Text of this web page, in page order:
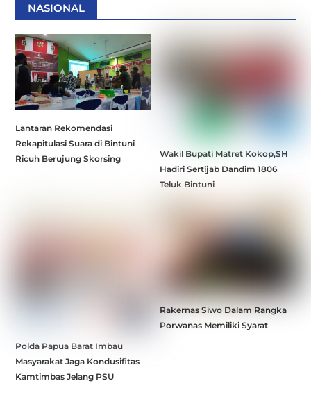
NASIONAL
Lantaran Rekomendasi
Rekapitulasi Suara di Bintuni
Ricuh Berujung Skorsing
Wakil Bupati Matret Kokop,SH
Hadiri Sertijab Dandim 1806
Teluk Bintuni
Polda Papua Barat Imbau
Masyarakat Jaga Kondusifitas
Kamtimbas Jelang PSU
Rakernas Siwo Dalam Rangka
Porwanas Memiliki Syarat